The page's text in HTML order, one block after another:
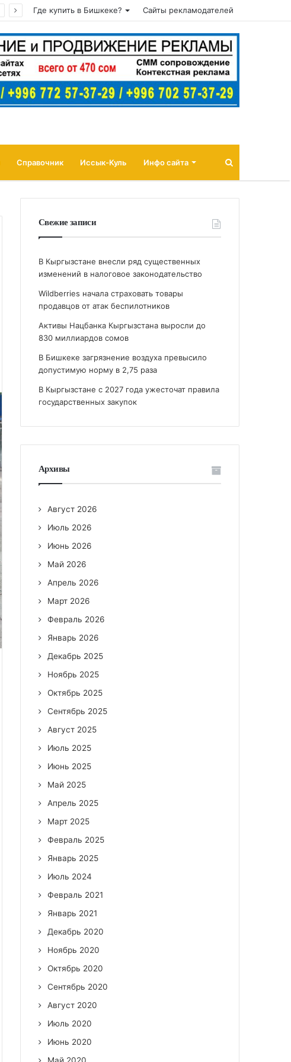
Где купить в Бишкеке? Сайты рекламодателей
Справочник Иссык-Куль Инфо сайта
Свежие записи
В Кыргызстане внесли ряд существенных
изменений в налоговое законодательство
Wildberries начала страховать товары
продавцов от атак беспилотников
Активы Нацбанка Кыргызстана выросли до
830 миллиардов сомов
В Бишкеке загрязнение воздуха превысило
допустимую норму в 2,75 раза
В Кыргызстане с 2027 года ужесточат правила
государственных закупок
Архивы
Август 2026
Июль 2026
Июнь 2026
Май 2026
Апрель 2026
Март 2026
Февраль 2026
Январь 2026
Декабрь 2025
Ноябрь 2025
Октябрь 2025
Сентябрь 2025
Август 2025
Июль 2025
Июнь 2025
Май 2025
Апрель 2025
Март 2025
Февраль 2025
Январь 2025
Июль 2024
Февраль 2021
Январь 2021
Декабрь 2020
Ноябрь 2020
Октябрь 2020
Сентябрь 2020
Август 2020
Июль 2020
Июнь 2020